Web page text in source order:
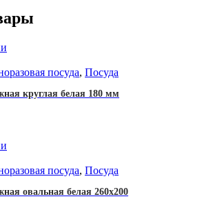
посуда, Посуда
круглая белая 180 мм
посуда, Посуда
овальная белая 260х200